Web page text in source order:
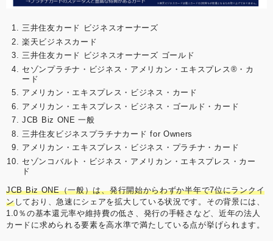
三井住友カード ビジネスオーナーズ
楽天ビジネスカード
三井住友カード ビジネスオーナーズ ゴールド
セゾンプラチナ・ビジネス・アメリカン・エキスプレス®・カ
ード
アメリカン・エキスプレス・ビジネス・カード
アメリカン・エキスプレス・ビジネス・ゴールド・カード
JCB Biz ONE 一般
三井住友ビジネスプラチナカード for Owners
アメリカン・エキスプレス・ビジネス・プラチナ・カード
セゾンコバルト・ビジネス・アメリカン・エキスプレス・カー
ド
JCB Biz ONE（一般）は、発行開始からわずか半年で7位にランクイ
ンしており、急速にシェアを拡大している状況です。その背景には、
1.0％の基本還元率や維持費の低さ、発行の手軽さなど、近年の法人
カードに求められる要素を高水準で満たしている点が挙げられます。